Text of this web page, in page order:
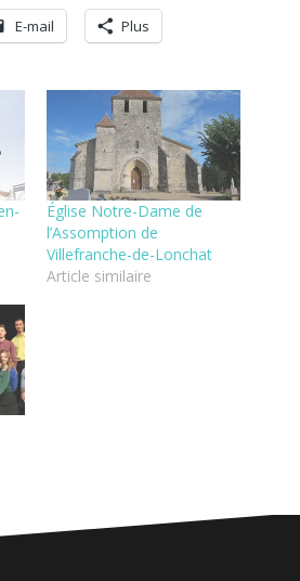
E-mail Plus
Église Notre-Dame de
l’Assomption de
Villefranche-de-Lonchat
Article similaire